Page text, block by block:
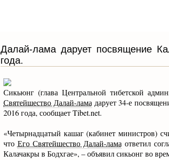
Далай-лама дарует посвящение
года.
Сикьюнг (глава Центральной тибетской
Святейшество Далай-лама дарует 34-е
2016 года, сообщает Tibet.net.
«Четырнадцатый кашаг (кабинет министров)
что Его Святейшество Далай-лама ответил
Калачакры в Бодхгае», – объявил сикьонг во